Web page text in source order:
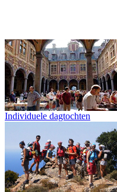
Individuele dagtochten